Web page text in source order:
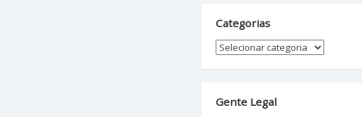
Categorias
Categorias
Gente Legal